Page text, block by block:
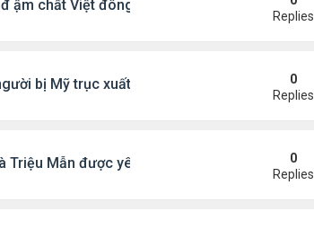
ậm chất Việt đông kín khách chờ
Replies
bị Mỹ trục xuất, Công an khuyến cáo
0
Replies
Triệu Mẫn được yêu thích nhất
0
Replies